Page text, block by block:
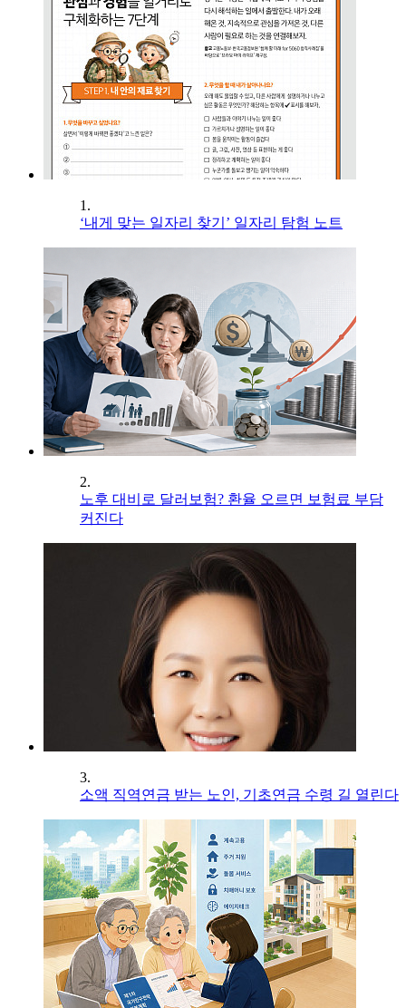
1.
‘내게 맞는 일자리 찾기’ 일자리 탐험 노트
2.
노후 대비로 달러보험? 환율 오르면 보험료 부담
커진다
3.
소액 직역연금 받는 노인, 기초연금 수령 길 열린다